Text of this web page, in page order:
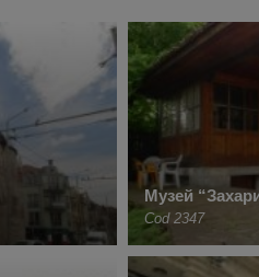
Mузей
Cod 2347